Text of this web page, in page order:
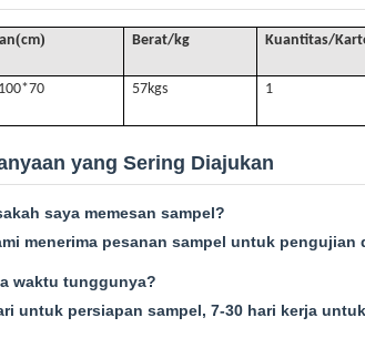
(cm) Berat/kg Kuantitas/
57kgs 1
yang Sering Diajukan
saya memesan sampel?
menerima pesanan sampel untuk
waktu tunggunya?
untuk persiapan sampel, 7-30 hari kerja